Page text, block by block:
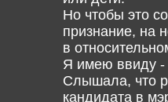
Но чтобы это
признание, на
в
Я имею ввиду -
Слышала, что
кандидата в